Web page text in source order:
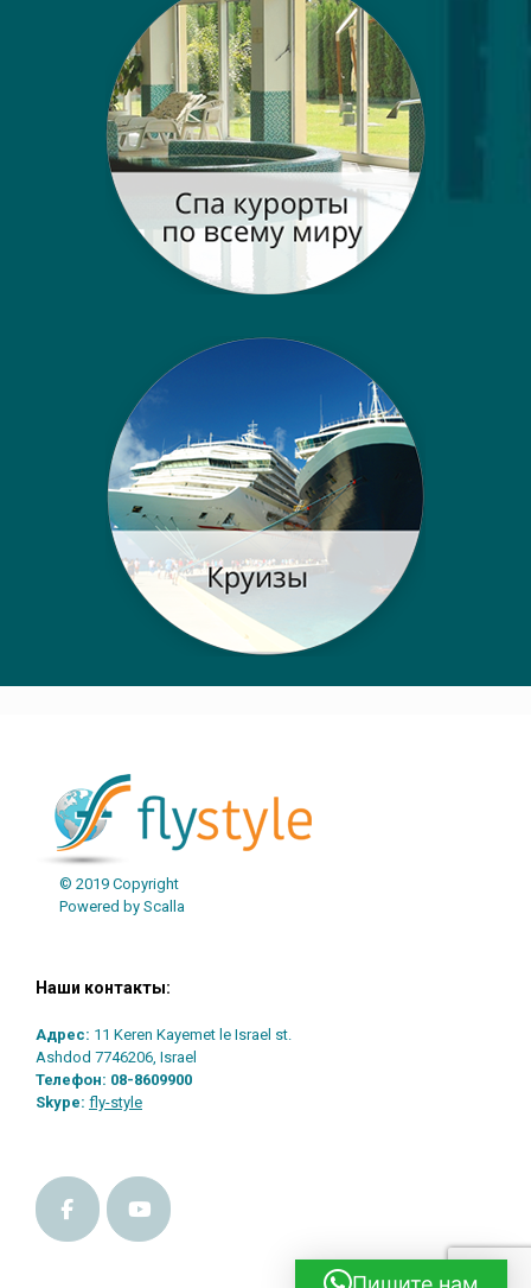
© 2019 Copyright
Powered by Scalla
Наши контакты:
Адрес: 11 Keren Kayemet le Israel st.
Ashdod 7746206, Israel
Телефон: 08-8609900
Skype: fly-style